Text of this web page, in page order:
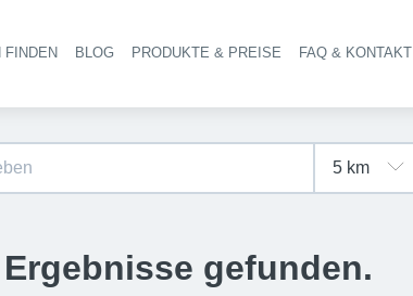
Haupt-Navigation
FINDEN BLOG PRODUKTE & PREISE FAQ & KONTAKT
gefunden.